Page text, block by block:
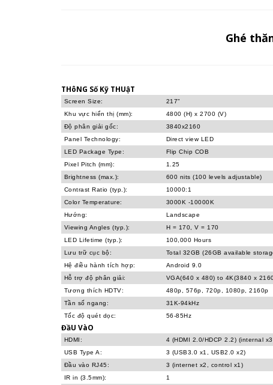
Ghé
THôNG Số Kỹ THUậT
Screen Size:
217"
Khu vực hiển thị (mm):
4800 (H) x 2700 (V)
Độ phân giải gốc:
3840x2160
Panel Technology:
Direct view LED
LED Package Type:
Flip Chip COB
Pixel Pitch (mm):
1.25
Brightness (max.):
600 nits (100 levels adjustable)
Contrast Ratio (typ.):
10000:1
Color Temperature:
3000K -10000K
Hướng:
Landscape
Viewing Angles (typ.):
H = 170, V = 170
LED Lifetime (typ.):
100,000 Hours
Lưu trữ cục bộ:
Total 32GB (26GB available
Hệ điều hành tích hợp:
Android 9.0
Hỗ trợ độ phân giải:
VGA(640 x 480) to 4K(3840 x
Tương thích HDTV:
480p, 576p, 720p, 1080p, 2160p
Tần số ngang:
31K-94kHz
Tốc độ quét dọc:
56-85Hz
ĐầU VàO
HDMI:
4 (HDMI 2.0/HDCP 2.2) (internal
USB Type A:
3 (USB3.0 x1, USB2.0 x2)
Đầu vào RJ45:
3 (internet x2, control x1)
IR in (3.5mm):
1